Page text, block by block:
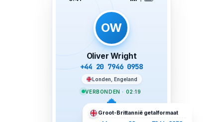
OW
Oliver Wright
+44 20 7946 0958
Londen, Engeland
VERBONDEN · 02:19
Groot-Brittannië getalformaat